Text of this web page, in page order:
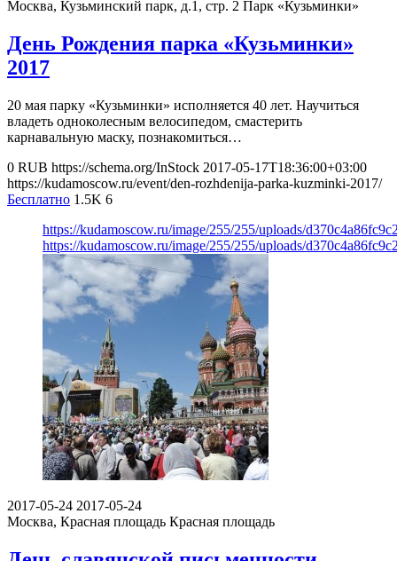
Москва, Кузьминский парк, д.1, стр. 2 Парк «Кузьминки»
День Рождения парка «Кузьминки»
2017
20 мая парку «Кузьминки» исполняется 40 лет. Научиться
владеть одноколесным велосипедом, смастерить
карнавальную маску, познакомиться…
0 RUB https://schema.org/InStock 2017-05-17T18:36:00+03:00
https://kudamoscow.ru/event/den-rozhdenija-parka-kuzminki-2017/
Бесплатно 1.5K 6
https://kudamoscow.ru/image/255/255/uploads/
https://kudamoscow.ru/image/255/255/uploads/
2017-05-24 2017-05-24
Москва, Красная площадь Красная площадь